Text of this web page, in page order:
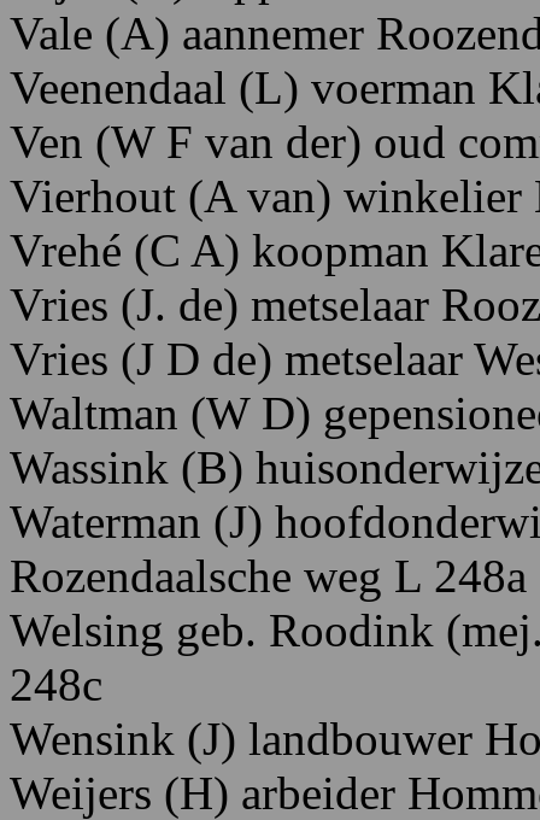
Vale (A) aannemer R
Veenendaal (L) voerman K
Ven (W F van der) oud
Vierhout (A van) winkelier
Vrehé (C A) koopman K
Vries (J. de) metselaar R
Vries (J D de) metselaar W
Waltman (W D)
Wassink (B)
Waterman (J)
Rozendaalsche weg L 248a
Welsing geb. Roodink
248c
Wensink (J) landbouwer H
Weijers (H) arbeider H